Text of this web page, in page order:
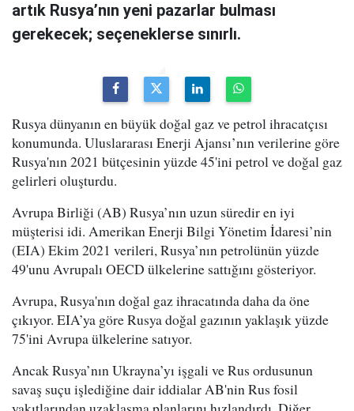
artık Rusya’nın yeni pazarlar bulması
gerekecek; seçeneklerse sınırlı.
Rusya dünyanın en büyük doğal gaz ve petrol ihracatçısı
konumunda. Uluslararası Enerji Ajansı’nın verilerine göre
Rusya'nın 2021 bütçesinin yüzde 45'ini petrol ve doğal gaz
gelirleri oluşturdu.
Avrupa Birliği (AB) Rusya’nın uzun süredir en iyi
müşterisi idi. Amerikan Enerji Bilgi Yönetim İdaresi’nin
(EIA) Ekim 2021 verileri, Rusya’nın petrolünün yüzde
49'unu Avrupalı OECD ülkelerine sattığını gösteriyor.
Avrupa, Rusya'nın doğal gaz ihracatında daha da öne
çıkıyor. EIA’ya göre Rusya doğal gazının yaklaşık yüzde
75'ini Avrupa ülkelerine satıyor.
Ancak Rusya’nın Ukrayna’yı işgali ve Rus ordusunun
savaş suçu işlediğine dair iddialar AB'nin Rus fosil